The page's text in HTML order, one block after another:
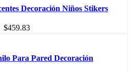
Decoración Niños Stikers
$459.83
Para Pared Decoración